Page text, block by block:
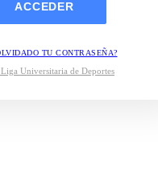
TU CONTRASEÑA?
Universitaria de Deportes